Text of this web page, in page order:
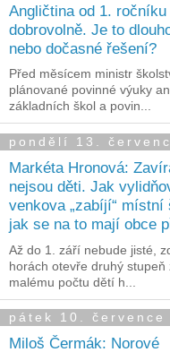
Angličtina od 1. ročníku
dobrovolně. Je to
nebo dočasné řešení?
Před měsícem ministr
plánované povinné výuky
základních škol a povin...
pondělí 13.
Markéta Hronová:
nejsou děti. Jak
venkova „zabíjí“ místní
jak se na to mají obce
Až do 1. září nebude jisté,
horách otevře druhý
malému počtu dětí h...
pátek 10. července
Miloš Čermák: Norové